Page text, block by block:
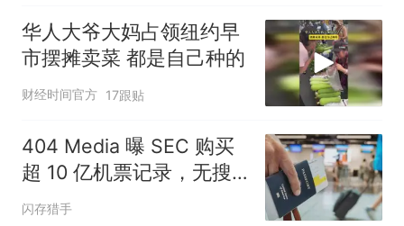
改签但没兑现
华人大爷大妈占领纽约早
市摆摊卖菜 都是自己种的
财经时间官方 17跟贴
404 Media 曝 SEC 购买
超 10 亿机票记录，无搜
查令可追踪旅客
闪存猎手